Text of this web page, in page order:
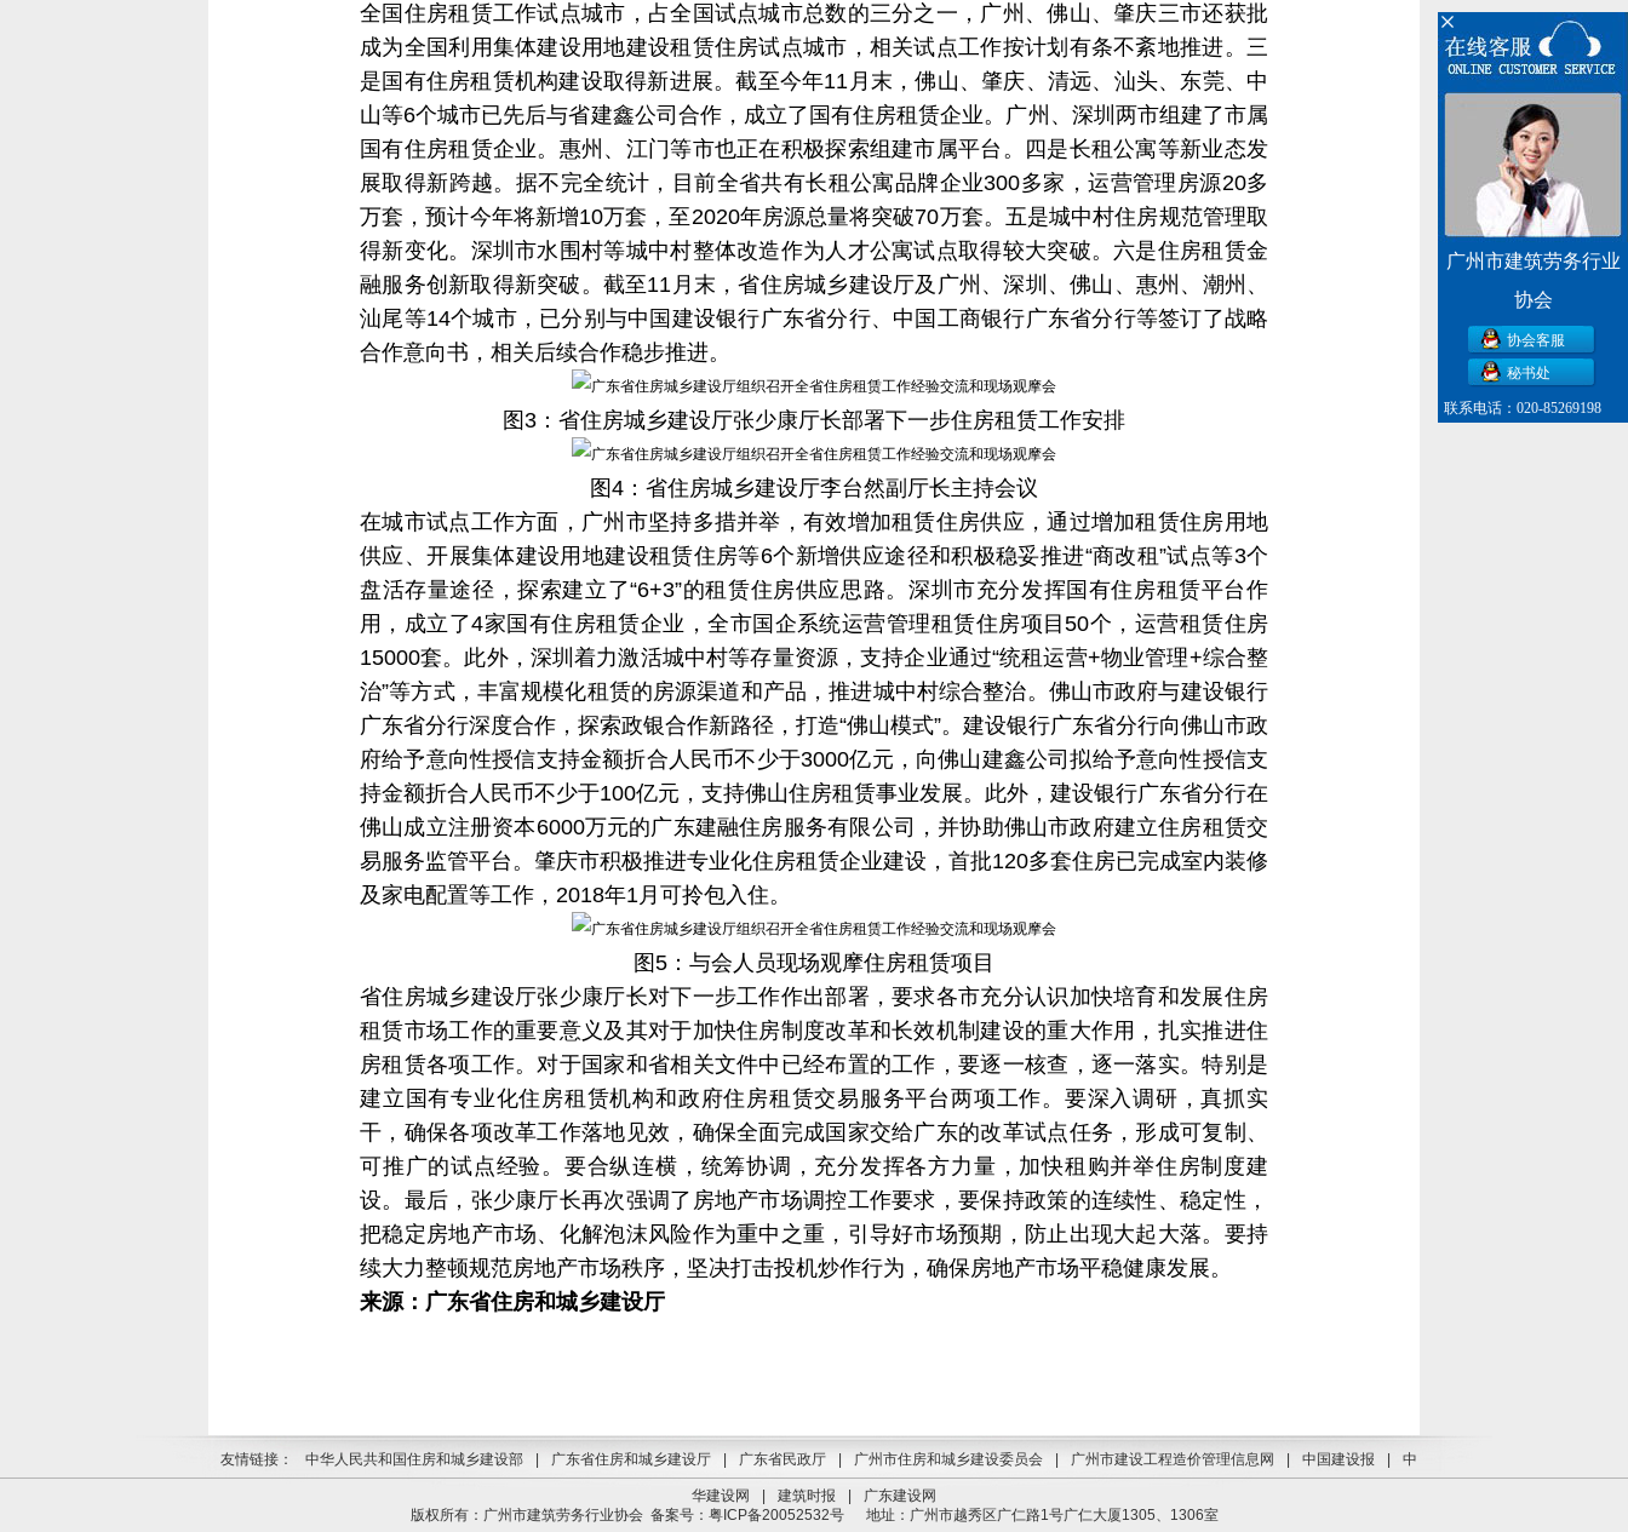
全国住房租赁工作试点城市，占全国试点城市总数的三分之一，广州、佛山、肇庆三市还获批
成为全国利用集体建设用地建设租赁住房试点城市，相关试点工作按计划有条不紊地推进。三
是国有住房租赁机构建设取得新进展。截至今年11月末，佛山、肇庆、清远、汕头、东莞、中
山等6个城市已先后与省建鑫公司合作，成立了国有住房租赁企业。广州、深圳两市组建了市属
国有住房租赁企业。惠州、江门等市也正在积极探索组建市属平台。四是长租公寓等新业态发
展取得新跨越。据不完全统计，目前全省共有长租公寓品牌企业300多家，运营管理房源20多
万套，预计今年将新增10万套，至2020年房源总量将突破70万套。五是城中村住房规范管理取
得新变化。深圳市水围村等城中村整体改造作为人才公寓试点取得较大突破。六是住房租赁金
融服务创新取得新突破。截至11月末，省住房城乡建设厅及广州、深圳、佛山、惠州、潮州、
汕尾等14个城市，已分别与中国建设银行广东省分行、中国工商银行广东省分行等签订了战略
合作意向书，相关后续合作稳步推进。
图3：省住房城乡建设厅张少康厅长部署下一步住房租赁工作安排
图4：省住房城乡建设厅李台然副厅长主持会议
在城市试点工作方面，广州市坚持多措并举，有效增加租赁住房供应，通过增加租赁住房用地
供应、开展集体建设用地建设租赁住房等6个新增供应途径和积极稳妥推进“商改租”试点等3个
盘活存量途径，探索建立了“6+3”的租赁住房供应思路。深圳市充分发挥国有住房租赁平台作
用，成立了4家国有住房租赁企业，全市国企系统运营管理租赁住房项目50个，运营租赁住房
15000套。此外，深圳着力激活城中村等存量资源，支持企业通过“统租运营+物业管理+综合整
治”等方式，丰富规模化租赁的房源渠道和产品，推进城中村综合整治。佛山市政府与建设银行
广东省分行深度合作，探索政银合作新路径，打造“佛山模式”。建设银行广东省分行向佛山市政
府给予意向性授信支持金额折合人民币不少于3000亿元，向佛山建鑫公司拟给予意向性授信支
持金额折合人民币不少于100亿元，支持佛山住房租赁事业发展。此外，建设银行广东省分行在
佛山成立注册资本6000万元的广东建融住房服务有限公司，并协助佛山市政府建立住房租赁交
易服务监管平台。肇庆市积极推进专业化住房租赁企业建设，首批120多套住房已完成室内装修
及家电配置等工作，2018年1月可拎包入住。
图5：与会人员现场观摩住房租赁项目
省住房城乡建设厅张少康厅长对下一步工作作出部署，要求各市充分认识加快培育和发展住房
租赁市场工作的重要意义及其对于加快住房制度改革和长效机制建设的重大作用，扎实推进住
房租赁各项工作。对于国家和省相关文件中已经布置的工作，要逐一核查，逐一落实。特别是
建立国有专业化住房租赁机构和政府住房租赁交易服务平台两项工作。要深入调研，真抓实
干，确保各项改革工作落地见效，确保全面完成国家交给广东的改革试点任务，形成可复制、
可推广的试点经验。要合纵连横，统筹协调，充分发挥各方力量，加快租购并举住房制度建
设。最后，张少康厅长再次强调了房地产市场调控工作要求，要保持政策的连续性、稳定性，
把稳定房地产市场、化解泡沫风险作为重中之重，引导好市场预期，防止出现大起大落。要持
续大力整顿规范房地产市场秩序，坚决打击投机炒作行为，确保房地产市场平稳健康发展。
来源：广东省住房和城乡建设厅
友情链接： 中华人民共和国住房和城乡建设部 广东省住房和城乡建设厅 广东省民政厅 广州市住房和城乡建设委员会 广州市建设工程造价管理信息网 中国建设报 中
华建设网 建筑时报
广东建设网
版权所有：广州市建筑劳务行业协会 备案号：粤ICP备20052532号地址：广州市越秀区广仁路1号广仁大厦1305、1306室
广州市建筑劳务行业
协会
协会客服
秘书处
联系电话：020-85269198